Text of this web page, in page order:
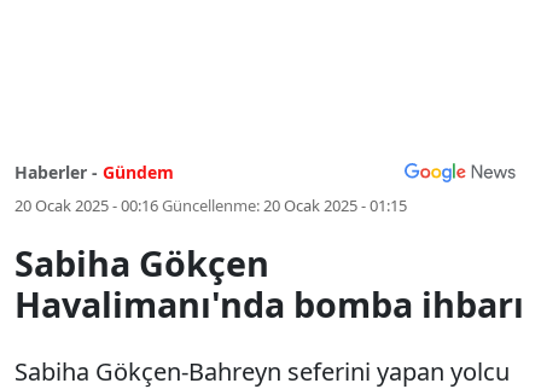
Haberler - Gündem
20 Ocak 2025 - 00:16Güncellenme:20 Ocak 2025 - 01:15
Sabiha Gökçen
Havalimanı'nda bomba ihbarı
Sabiha Gökçen-Bahreyn seferini yapan yolcu